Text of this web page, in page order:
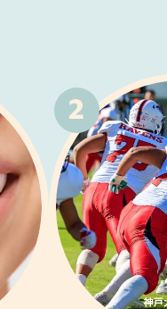
2